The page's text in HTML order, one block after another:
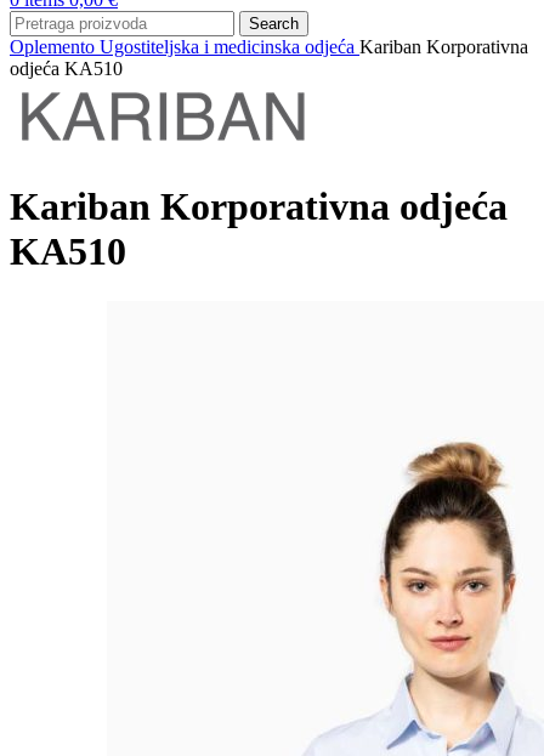
Search
Oplemento Ugostiteljska i medicinska odjeća Kariban Korporativna
odjeća KA510
Kariban Korporativna odjeća
KA510